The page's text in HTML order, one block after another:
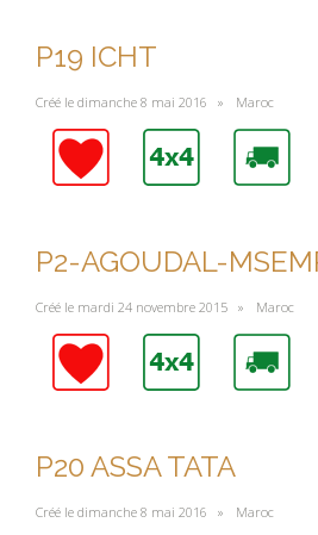
P19 ICHT
Créé le dimanche 8 mai 2016 » Maroc
P2-AGOUDAL-
Créé le mardi 24 novembre 2015 » Maroc
P20 ASSA TATA
Créé le dimanche 8 mai 2016 » Maroc